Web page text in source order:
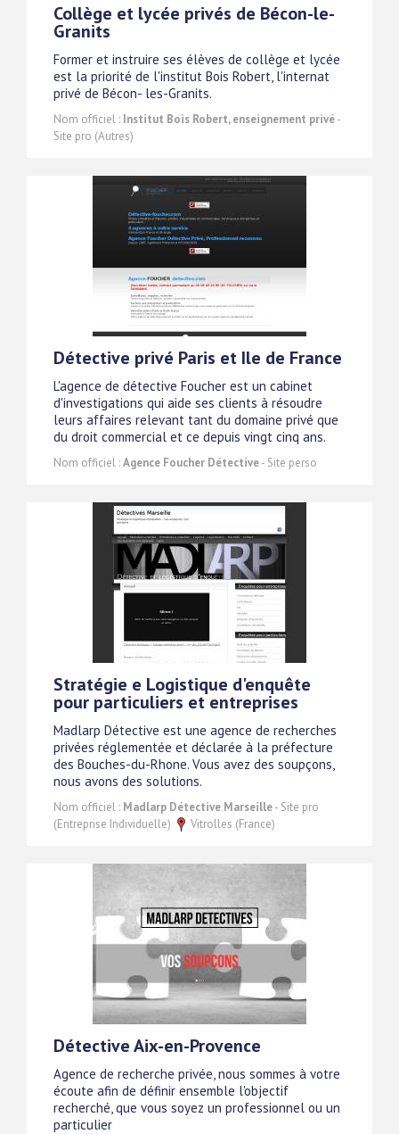
Collège et lycée privés de Bécon-le-
Granits
Former et instruire ses élèves de collège et lycée
est la priorité de l'institut Bois Robert, l'internat
privé de Bécon- les-Granits.
Nom officiel : Institut Bois Robert, enseignement privé-
Site pro (Autres)
Détective privé Paris et Ile de France
L'agence de détective Foucher est un cabinet
d'investigations qui aide ses clients à résoudre
leurs affaires relevant tant du domaine privé que
du droit commercial et ce depuis vingt cinq ans.
Nom officiel :Agence Foucher Détective- Site perso
Stratégie e Logistique d'enquête
pour particuliers et entreprises
Madlarp Détective est une agence de recherches
privées réglementée et déclarée à la préfecture
des Bouches-du-Rhone. Vous avez des soupçons,
nous avons des solutions.
Nom officiel : Madlarp Détective Marseille- Site pro
(Entreprise Individuelle)
Vitrolles (France)
Détective Aix-en-Provence
Agence de recherche privée, nous sommes à votre
écoute afin de définir ensemble l'objectif
recherché, que vous soyez un professionnel ou un
particulier